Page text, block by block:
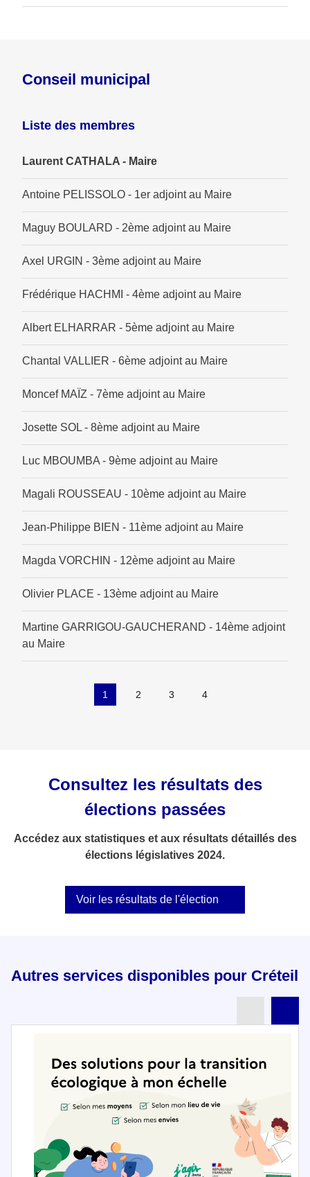
Conseil municipal
Liste des membres
Laurent CATHALA - Maire
Antoine PELISSOLO - 1er adjoint au Maire
Maguy BOULARD - 2ème adjoint au Maire
Axel URGIN - 3ème adjoint au Maire
Frédérique HACHMI - 4ème adjoint au Maire
Albert ELHARRAR - 5ème adjoint au Maire
Chantal VALLIER - 6ème adjoint au Maire
Moncef MAÏZ - 7ème adjoint au Maire
Josette SOL - 8ème adjoint au Maire
Luc MBOUMBA - 9ème adjoint au Maire
Magali ROUSSEAU - 10ème adjoint au Maire
Jean-Philippe BIEN - 11ème adjoint au Maire
Magda VORCHIN - 12ème adjoint au Maire
Olivier PLACE - 13ème adjoint au Maire
Martine GARRIGOU-GAUCHERAND - 14ème adjoint
au Maire
1 2 3 4
Consultez les résultats des
élections passées
Accédez aux statistiques et aux résultats détaillés des
élections législatives 2024.
Voir les résultats de l'élection
Autres services disponibles pour Créteil